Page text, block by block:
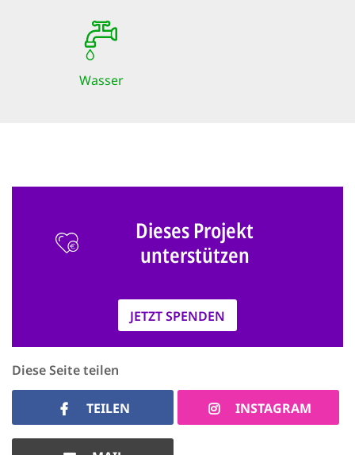
Wasser
Dieses Projekt
unterstützen
JETZT SPENDEN
Diese Seite teilen
TEILEN INSTAGRAM